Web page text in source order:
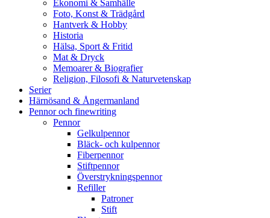
Ekonomi & Samhälle
Foto, Konst & Trädgård
Hantverk & Hobby
Historia
Hälsa, Sport & Fritid
Mat & Dryck
Memoarer & Biografier
Religion, Filosofi & Naturvetenskap
Serier
Härnösand & Ångermanland
Pennor och finewriting
Pennor
Gelkulpennor
Bläck- och kulpennor
Fiberpennor
Stiftpennor
Överstrykningspennor
Refiller
Patroner
Stift